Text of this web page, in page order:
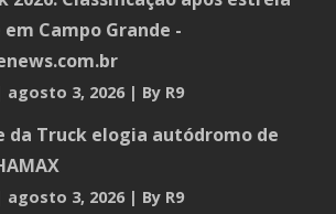
Campo Grande -
agosto 3, 2026 By R9
da Truck elogia autódromo de
agosto 3, 2026 By R9